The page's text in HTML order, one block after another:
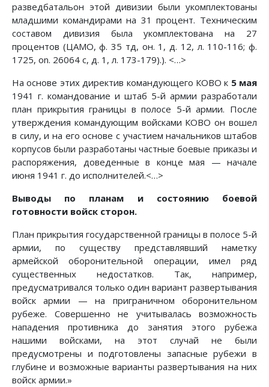
разведбатальон этой дивизии были укомплектованы
младшими командирами на 31 процент. Техническим
составом дивизия была укомплектована на 27
процентов (ЦАМО, ф. 35 тд, он. 1, д. 12, л. 110-116; ф.
1725, on. 26064 с, д. 1, л. 173-179).). <…>
На основе этих директив командующего КОВО к 5 мая
1941 г. командование и штаб 5-й армии разработали
план прикрытия границы в полосе 5-й армии. После
утверждения командующим войсками КОВО он вошел
в силу, и на его основе с участием начальников штабов
корпусов были разработаны частные боевые приказы и
распоряжения, доведенные в конце мая — начале
июня 1941 г. до исполнителей.<…>
Выводы по планам и состоянию боевой
готовности войск сторон.
План прикрытия государственной границы в полосе 5-й
армии, по существу представлявший наметку
армейской оборонительной операции, имел ряд
существенных недостатков. Так, например,
предусматривался только один вариант развертывания
войск армии — на приграничном оборонительном
рубеже. Совершенно не учитывалась возможность
нападения противника до занятия этого рубежа
нашими войсками, на этот случай не были
предусмотрены и подготовлены запасные рубежи в
глубине и возможные варианты развертывания на них
войск армии.»